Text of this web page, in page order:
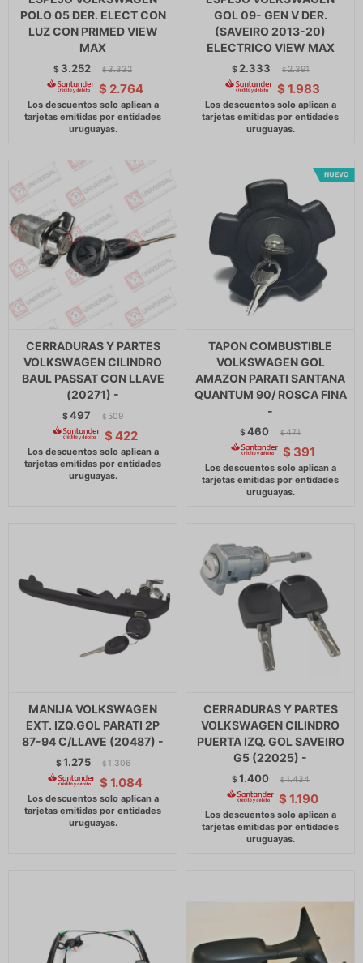
POLO 05 DER. ELECT CON
LUZ CON PRIMED VIEW
MAX
$ 3.252 $ 3.332
$ 2.764
GOL 09- GEN V DER.
(SAVEIRO 2013-20)
ELECTRICO VIEW MAX
$ 2.333 $ 2.391
$ 1.983
CERRADURAS Y PARTES
VOLKSWAGEN CILINDRO
BAUL PASSAT CON LLAVE
(20271) -
$497 $ 509
$ 422
TAPON COMBUSTIBLE
VOLKSWAGEN GOL
AMAZON PARATI SANTANA
QUANTUM 90/ ROSCA FINA
-
$460 $ 471
$ 391
MANIJA VOLKSWAGEN
EXT. IZQ.GOL PARATI 2P
87-94 C/LLAVE (20487) -
$1.275 $ 1.306
$ 1.084
CERRADURAS Y PARTES
VOLKSWAGEN CILINDRO
PUERTA IZQ. GOL SAVEIRO
G5 (22025) -
$1.400 $ 1.434
$ 1.190